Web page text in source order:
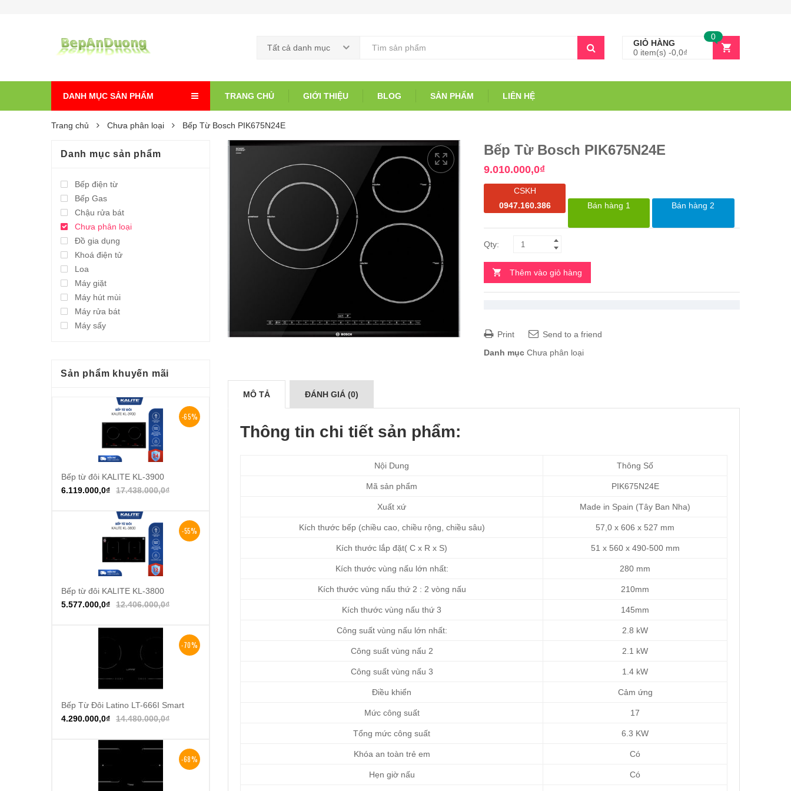
Tất cả danh mục
GIỎ HÀNG
0 item(s) -0,0₫
0
DANH MỤC SẢN PHẨM TRANG CHỦ GIỚI THIỆU BLOG SẢN PHẨM LIÊN HỆ
Trang chủ Chưa phân loại Bếp Từ Bosch PIK675N24E
Bếp Từ Bosch PIK675N24E
9.010.000,0₫
CSKH
0947.160.386
Bán hàng 1 Bán hàng 2
Thêm vào giỏ hàng
Print
Send to a friend
Danh mục Chưa phân loại
MÔ TẢ ĐÁNH GIÁ (0)
Thông tin chi tiết sản phẩm:
Nội Dung Thông Số
Mã sản phẩm PIK675N24E
Xuất xứ Made in Spain (Tây Ban Nha)
Kích thước bếp (chiều cao, chiều rộng, chiều sâu) 57,0 x 606 x 527 mm
Kích thước lắp đặt( C x R x S) 51 x 560 x 490-500 mm
Kích thước vùng nấu lớn nhất: 280 mm
Kích thước vùng nấu thứ 2 : 2 vòng nấu 210mm
Kích thước vùng nấu thứ 3 145mm
Công suất vùng nấu lớn nhất: 2.8 kW
Công suất vùng nấu 2 2.1 kW
Công suất vùng nấu 3 1.4 kW
Điều khiển Cảm ứng
Mức công suất 17
Tổng mức công suất 6.3 KW
Khóa an toàn trẻ em Có
Hẹn giờ nấu Có
Danh mục sản phẩm
Bếp điện từ
Bếp Gas
Chậu rửa bát
Chưa phân loại
Đồ gia dụng
Khoá điện tử
Loa
Máy giặt
Máy hút mùi
Máy rửa bát
Máy sấy
Sản phẩm khuyến mãi
-65%
Thêm vào giỏ hàng
Bếp từ đôi KALITE KL-3900
17.438.000,0₫
6.119.000,0₫
-55%
Thêm vào giỏ hàng
Bếp từ đôi KALITE KL-3800
12.406.000,0₫
5.577.000,0₫
-70%
Thêm vào giỏ hàng
Bếp Từ Đôi Latino LT-666I Smart
14.480.000,0₫
4.290.000,0₫
-68%